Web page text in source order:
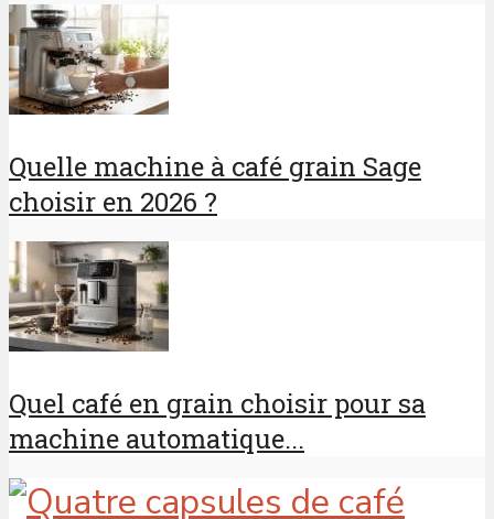
Quelle machine à café grain Sage
choisir en 2026 ?
Quel café en grain choisir pour sa
machine automatique...